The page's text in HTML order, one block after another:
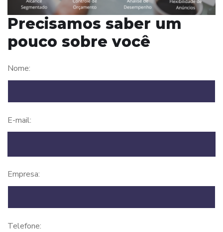
Precisamos saber um
pouco sobre você
Nome:
E-mail:
Empresa:
Telefone: